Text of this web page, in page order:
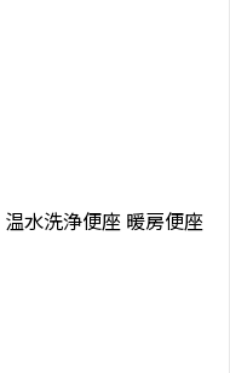
温水洗浄便座 暖房便座